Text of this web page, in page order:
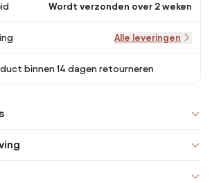
Wordt verzonden over 2 weken
Alle leveringen
binnen 14 dagen retourneren